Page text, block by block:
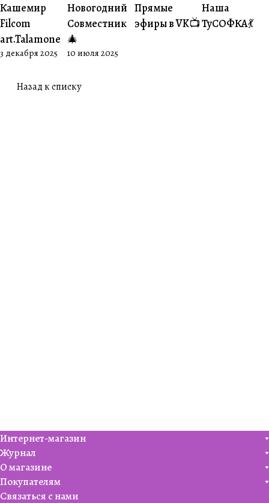
#О пряже
Кашемир
Filcom
art.Talamone
3 декабря 2025
#Совместники
Новогодний
Совместник
🎄
10 июля 2025
#Житуха
Прямые
эфиры в VK📺
Наша
ТуСОФКА💃
Назад к списку
Интернет-магазин
Журнал
О магазине
Покупателям
Связаться с нами